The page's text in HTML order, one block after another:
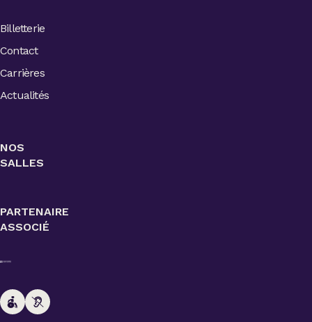
Billetterie
Contact
Carrières
Actualités
NOS
SALLES
PARTENAIRE
ASSOCIÉ